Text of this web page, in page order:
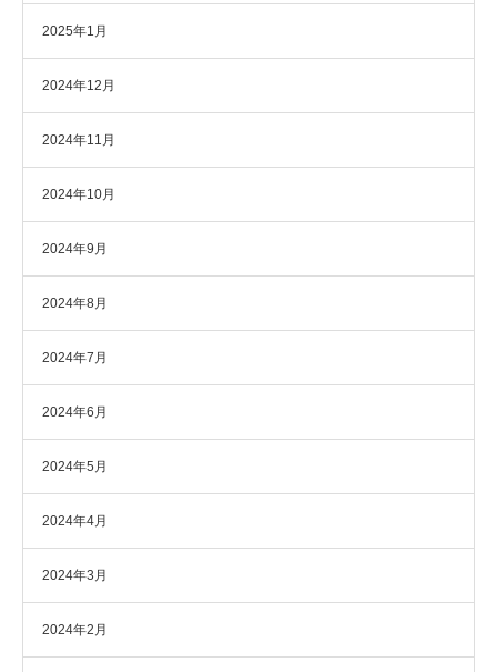
2025年1月
2024年12月
2024年11月
2024年10月
2024年9月
2024年8月
2024年7月
2024年6月
2024年5月
2024年4月
2024年3月
2024年2月